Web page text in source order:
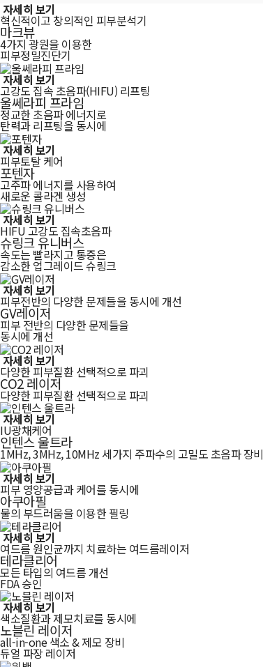
자세히 보기
혁신적이고 창의적인 피부분석기
마크뷰
4가지 광원을 이용한
피부정밀진단기
자세히 보기
고강도 집속 초음파(HIFU) 리프팅
울쎄라피 프라임
정교한 초음파 에너지로
탄력과 리프팅을 동시에
자세히 보기
피부토탈 케어
포텐자
고주파 에너지를 사용하여
새로운 콜라겐 생성
자세히 보기
HIFU 고강도 집속초음파
슈링크 유니버스
속도는 빨라지고 통증은
감소한 업그레이드 슈링크
자세히 보기
피부전반의 다양한 문제들을 동시에 개선
GV레이저
피부 전반의 다양한 문제들을
동시에 개선
자세히 보기
다양한 피부질환 선택적으로 파괴
CO2 레이저
다양한 피부질환 선택적으로 파괴
자세히 보기
IU광채케어
인텐스 울트라
1MHz, 3MHz, 10MHz 세가지 주파수의 고밀도 초음파 장비
자세히 보기
피부 영양공급과 케어를 동시에
아쿠아필
물의 부드러움을 이용한 필링
자세히 보기
여드름 원인균까지 치료하는 여드름레이저
테라클리어
모든 타입의 여드름 개선
FDA 승인
자세히 보기
색소질환과 제모치료를 동시에
노블린 레이저
all-in-one 색소 & 제모 장비
듀얼 파장 레이저